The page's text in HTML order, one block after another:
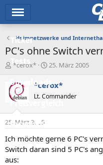
Ticker
Tests
Downloads
Preisvergleich
Forum
Aktuelles
Heimnetzwerke und
PC's ohne Switch
E
s
t
e
e
r
*cerox*
E
s
e
t
a
m
25. März 2005
*cerox*
Lt. Commander
25. März 2005
Ich möchte gerne 6 PC's
Switch daran sind 5 PC's
aus: